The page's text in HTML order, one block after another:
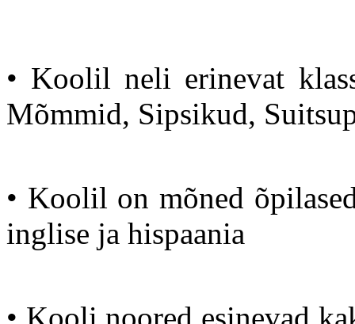
• Koolil neli erinevat
Mõmmid, Sipsikud,
• Koolil on mõned
inglise ja hispaania